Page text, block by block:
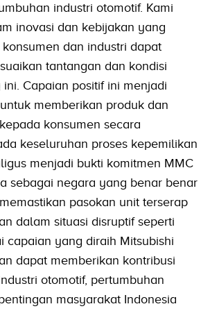
industri otomotif. Kami
inovasi dan kebijakan yang
dan industri dapat
tantangan dan kondisi
Capaian positif ini menjadi
memberikan produk dan
konsumen secara
keseluruhan proses kepemilikan
menjadi bukti komitmen MMC
sebagai negara yang benar benar
pasokan unit terserap
dalam situasi disruptif seperti
capaian yang diraih Mitsubishi
dapat memberikan kontribusi
otomotif, pertumbuhan
masyarakat Indonesia